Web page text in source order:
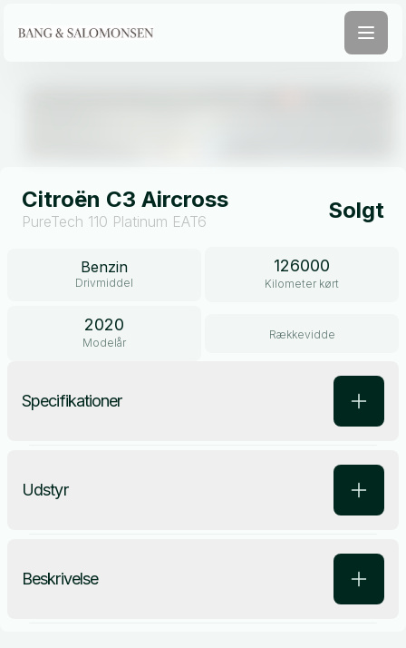
Citroën C3 Aircross
PureTech 110 Platinum EAT6 Solgt
Benzin
Drivmiddel
126000
Kilometer kørt
2020
Modelår
Rækkevidde
Specifikationer
Udstyr
Beskrivelse